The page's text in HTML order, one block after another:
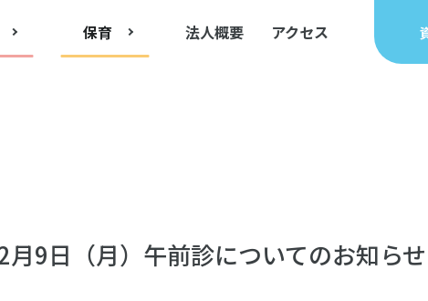
保育 法人概要 アクセス
月9日（月）午前診についてのお知らせ